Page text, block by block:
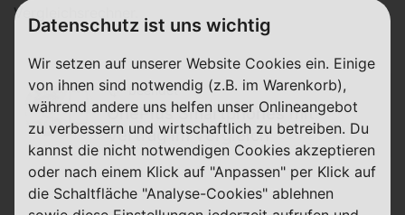
Vergleichsrechner.
beendet
OnePlus Smartphones mit
Vertrag im Vergleich
Datenschutz ist uns wichtig
Wir setzen auf unserer Website Cookies ein. Einige
von ihnen sind notwendig (z.B. im Warenkorb),
während andere uns helfen unser Onlineangebot
zu verbessern und wirtschaftlich zu betreiben. Du
kannst die nicht notwendigen Cookies akzeptieren
oder nach einem Klick auf "Anpassen" per Klick auf
die Schaltfläche "Analyse-Cookies" ablehnen